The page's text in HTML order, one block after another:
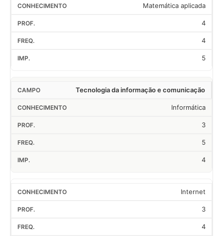
Matemática aplicada
4
4
5
Tecnologia da informação e comunicação
Informática
3
5
4
Internet
3
4